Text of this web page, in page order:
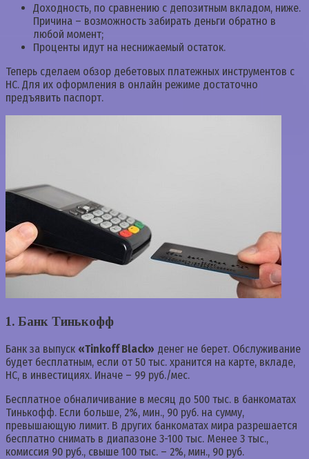
Доходность, по сравнению с депозитным вкладом, ниже.
Причина – возможность забирать деньги обратно в
любой момент;
Проценты идут на неснижаемый остаток.
Теперь сделаем обзор дебетовых платежных инструментов с
НС. Для их оформления в онлайн режиме достаточно
предъявить паспорт.
1. Банк Тинькофф
Банк за выпуск «Tinkoff Black» денег не берет. Обслуживание
будет бесплатным, если от 50 тыс. хранится на карте, вкладе,
НС, в инвестициях. Иначе – 99 руб./мес.
Бесплатное обналичивание в месяц до 500 тыс. в банкоматах
Тинькофф. Если больше, 2%, мин., 90 руб. на сумму,
превышающую лимит. В других банкоматах мира разрешается
бесплатно снимать в диапазоне 3-100 тыс. Менее 3 тыс.,
комиссия 90 руб., свыше 100 тыс. – 2%, мин., 90 руб.